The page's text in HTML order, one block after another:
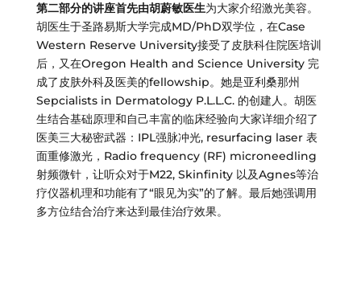
第二部分的讲座首先由胡蔚敏医生为大家介绍激光美容。
胡医生于圣路易斯大学完成MD/PhD双学位，在Case
Western Reserve University接受了皮肤科住院医培训
后，又在Oregon Health and Science University 完
成了皮肤外科及医美的fellowship。她是亚利桑那州
Sepcialists in Dermatology P.L.L.C. 的创建人。胡医
生结合基础原理和自己丰富的临床经验向大家详细介绍了
医美三大秘密武器：IPL强脉冲光, resurfacing laser 表
面重修激光，Radio frequency (RF) microneedling
射频微针，让听众对于M22, Skinfinity 以及Agnes等治
疗仪器机理和功能有了“眼见为实”的了解。最后她强调用
多方位结合治疗来达到最佳治疗效果。